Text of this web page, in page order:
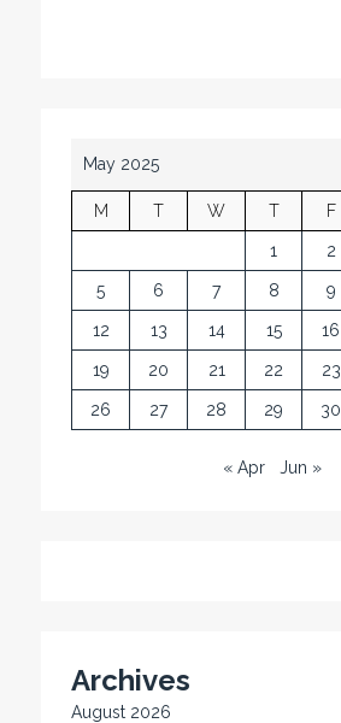
May 2025
M T W T F
1 2
5 6 7 8 9
12 13 14 15 16
19 20 21 22 23
26 27 28 29 30
« Apr Jun »
Archives
August 2026